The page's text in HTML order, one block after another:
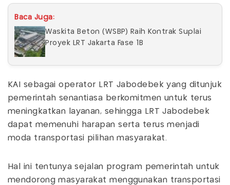
Baca Juga:
Waskita Beton (WSBP) Raih Kontrak Suplai
Proyek LRT Jakarta Fase 1B
KAI sebagai operator LRT Jabodebek yang ditunjuk
pemerintah senantiasa berkomitmen untuk terus
meningkatkan layanan, sehingga LRT Jabodebek
dapat memenuhi harapan serta terus menjadi
moda transportasi pilihan masyarakat.
Hal ini tentunya sejalan program pemerintah untuk
mendorong masyarakat menggunakan transportasi